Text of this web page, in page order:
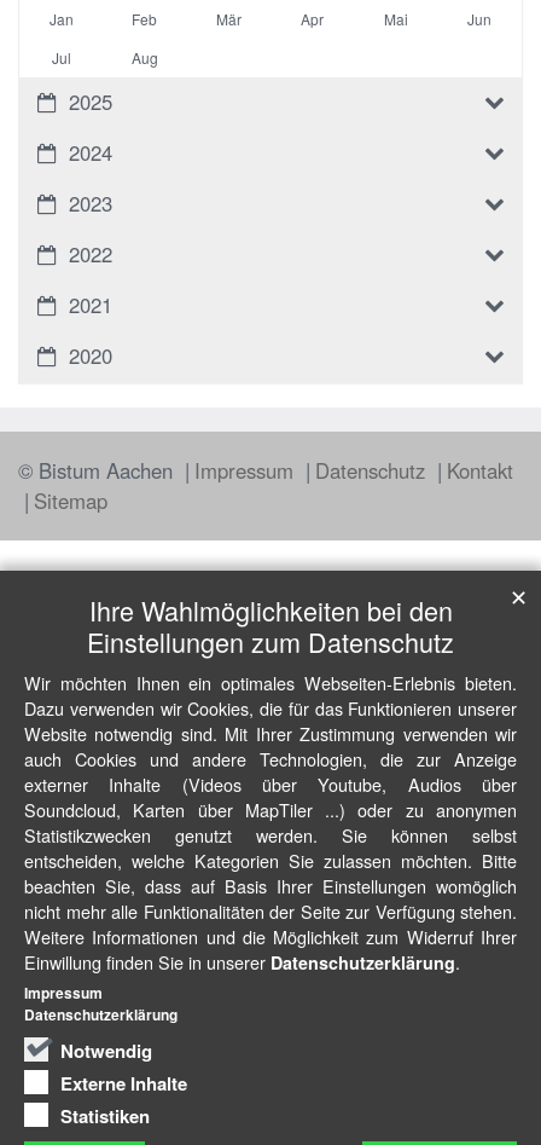
Jan Feb Mär Apr Mai
Jun
Jul
Aug
2025
2024
2023
2022
2021
2020
© Bistum Aachen Impressum Datenschutz
Kontakt
Sitemap
Ihre Wahlmöglichkeiten bei den
Einstellungen zum Datenschutz
Wir möchten Ihnen ein optimales Webseiten-Erlebnis bieten.
Dazu verwenden wir Cookies, die für das Funktionieren unserer
Website notwendig sind. Mit Ihrer Zustimmung verwenden wir
auch Cookies und andere Technologien, die zur Anzeige
externer Inhalte (Videos über Youtube, Audios über
Soundcloud, Karten über MapTiler ...) oder zu anonymen
Statistikzwecken genutzt werden. Sie können selbst
entscheiden, welche Kategorien Sie zulassen möchten. Bitte
beachten Sie, dass auf Basis Ihrer Einstellungen womöglich
nicht mehr alle Funktionalitäten der Seite zur Verfügung stehen.
Weitere Informationen und die Möglichkeit zum Widerruf Ihrer
Einwillung finden Sie in unserer Datenschutzerklärung.
Notwendig
Externe Inhalte
Statistiken
✕
Impressum
Datenschutzerklärung